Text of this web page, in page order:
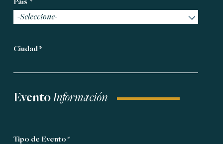
País *
-Seleccione-
Ciudad *
EventoInformación
Tipo de Evento *